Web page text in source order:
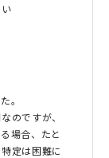
。
のですが、
場合、たと
定は困難に